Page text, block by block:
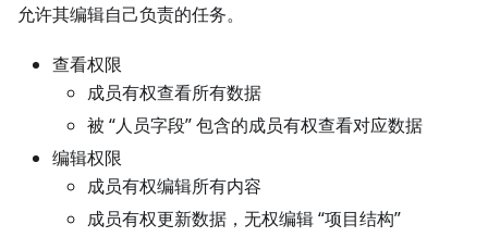
允许其编辑自己负责的任务。
查看权限
成员有权查看所有数据
被 “人员字段” 包含的成员有权查看对应数据
编辑权限
成员有权编辑所有内容
成员有权更新数据，无权编辑 “项目结构”